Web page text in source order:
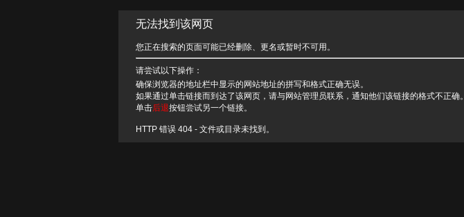
无法找到该网页
您正在搜索的页面可能已经删除、更名或暂时不可用。
请尝试以下操作：
确保浏览器的地址栏中显示的网站地址的拼写和格式正确无误。
如果通过单击链接而到达了该网页，请与网站管理员联系，通知他们该链接的格式不正确。
单击后退按钮尝试另一个链接。
HTTP 错误 404 - 文件或目录未找到。